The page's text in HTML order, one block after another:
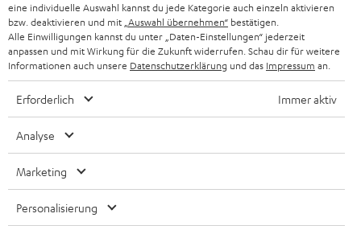
„… kabelloser Kopfhörer, der in allen Bereichen
überzeugen kann.“
www.inn-joy.de
eine individuelle Auswahl kannst du jede Kategorie auch einzeln aktivieren
bzw. deaktivieren und mit „Auswahl übernehmen“ bestätigen.
Alle Einwilligungen kannst du unter „Daten-Einstellungen“ jederzeit
anpassen und mit Wirkung für die Zukunft widerrufen. Schau dir für weitere
Informationen auch unsere Datenschutzerklärung und das Impressum an.
Erforderlich Immer aktiv
Analyse
Marketing
Personalisierung